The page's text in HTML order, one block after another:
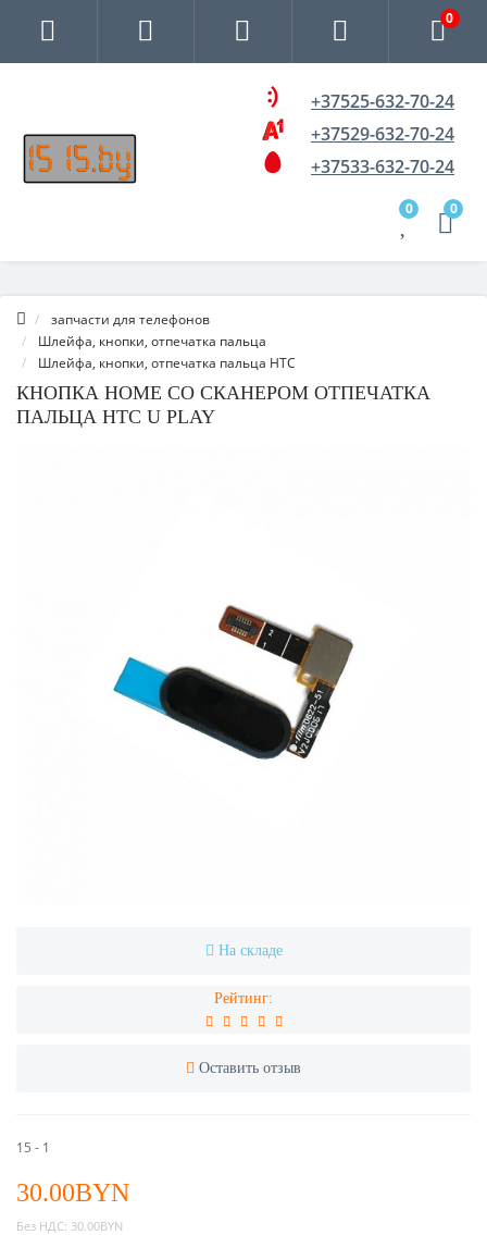
0
+37525-632-70-24
+37529-632-70-24
+37533-632-70-24
0 0
запчасти для телефонов
Шлейфа, кнопки, отпечатка пальца
Шлейфа, кнопки, отпечатка пальца HTC
КНОПКА HOME СО СКАНЕРОМ ОТПЕЧАТКА
ПАЛЬЦА HTC U PLAY
На складе
Рейтинг:
Оставить отзыв
15 - 1
30.00BYN
Без НДС: 30.00BYN